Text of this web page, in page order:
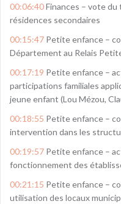
00:06:40Finances – vote du
résidences secondaires
00:15:47 Petite enfance –
Département au Relais
00:17:19 Petite enfance –
participations familiales
jeune enfant (Lou Mézou,
00:18:55 Petite enfance –
intervention dans les
00:19:57 Petite enfance –
fonctionnement des
00:21:15 Petite enfance –
utilisation des locaux